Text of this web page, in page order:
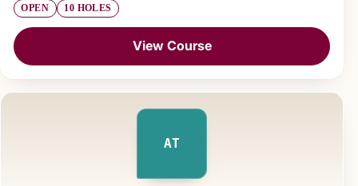
OPEN 10 HOLES
View Course
AT